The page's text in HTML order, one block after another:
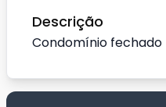
Descrição
Condomínio fechado